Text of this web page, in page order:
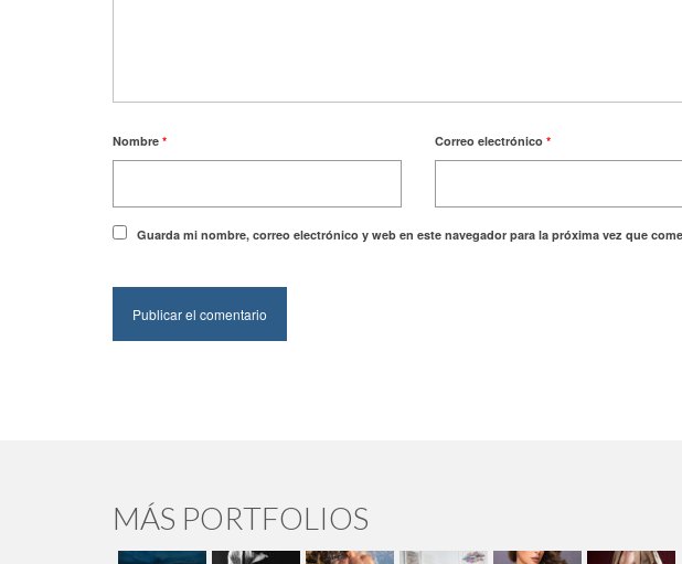
Nombre * Correo electrónico*
Guarda mi nombre, correo electrónico y web en este navegador para la próxima vez que
MÁS PORTFOLIOS